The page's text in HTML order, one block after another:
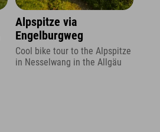
Alpspitze via
Engelburgweg
Cool bike tour to the Alpspitze
in Nesselwang in the Allgäu